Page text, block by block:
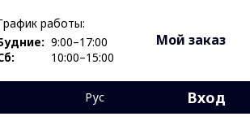
работы:
9:00–17:00
10:00–15:00
Мой заказ
Рус Вход